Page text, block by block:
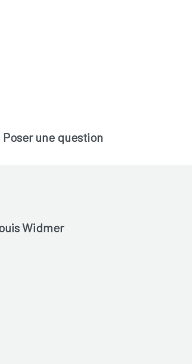
Poser une question
Widmer